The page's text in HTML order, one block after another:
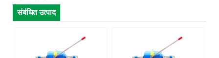
संबंधित उत्पाद